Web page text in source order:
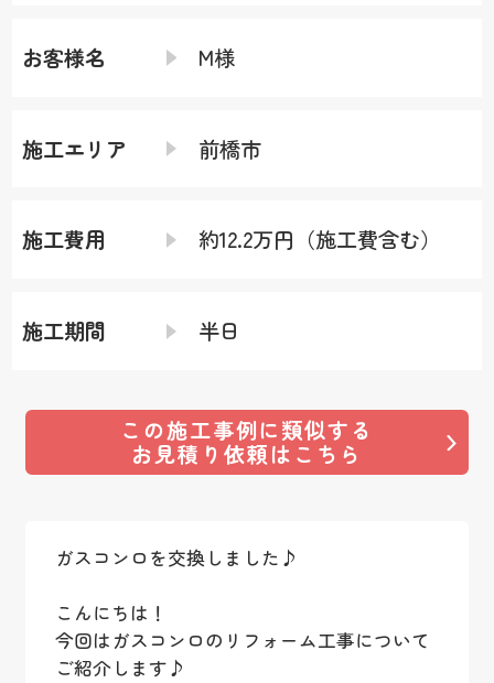
お客様名 M様
施工エリア 前橋市
施工費用 約12.2万円（施工費含む）
施工期間 半日
この施工事例に類似する
お見積り依頼はこちら
ガスコンロを交換しました♪
こんにちは！
今回はガスコンロのリフォーム工事について
ご紹介します♪